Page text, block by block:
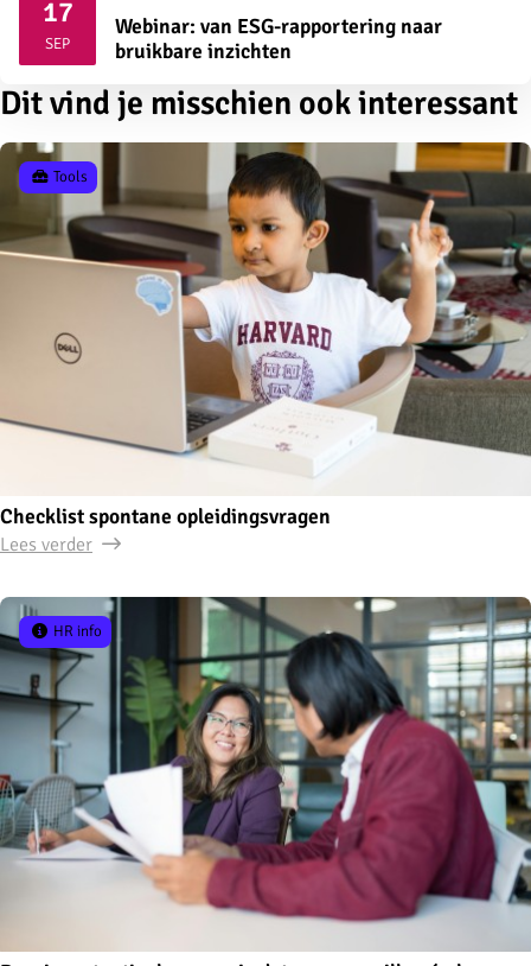
17
SEP2026
Webinar: van ESG-rapportering naar
bruikbare inzichten
Dit vind je misschien ook interessant
Checklist spontane opleidingsvragen
Tools
Lees verder
HR info